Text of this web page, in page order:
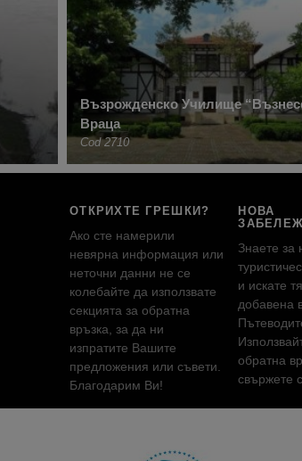
Възрожденско Училище
Враца
Cod 2710
ОТКРИХТЕ ГРЕШКИ?
Ако сте намерили
невярна информация или
неточни данни не се
колебайте да използвате
секцията за обратна
връзка, за да ни
изпратите Вашите
предложения или съвети.
Благодарим Ви!
НОВА
Знаете за
и искате
добавена
обратна
свържете